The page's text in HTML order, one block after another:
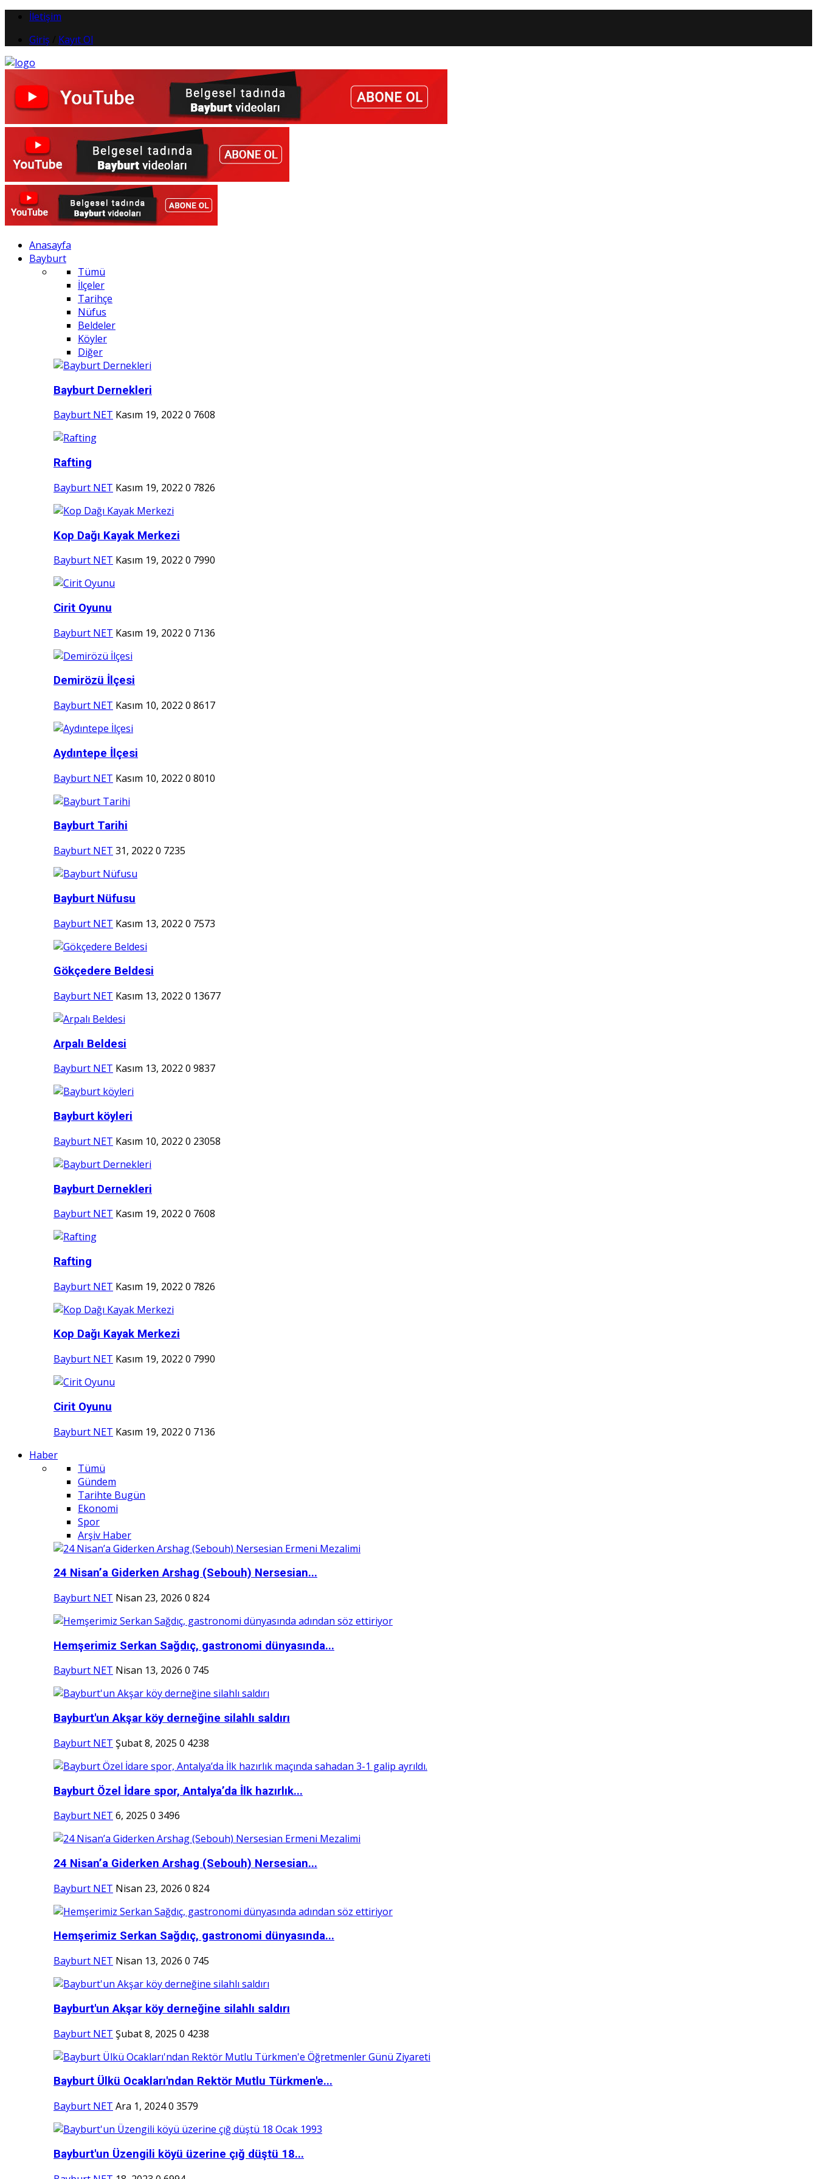
İletişim
Giriş
Kayıt Ol
Anasayfa
Bayburt
Tümü
İlçeler
Tarihçe
Nüfus
Beldeler
Köyler
Diğer
Bayburt Dernekleri
Bayburt NET Kasım 19, 2022 0 7608
Rafting
Bayburt NET Kasım 19, 2022 0 7826
Kop Dağı Kayak Merkezi
Bayburt NET Kasım 19, 2022 0 7990
Cirit Oyunu
Bayburt NET Kasım 19, 2022 0 7136
Demirözü İlçesi
Bayburt NET Kasım 10, 2022 0 8617
Aydıntepe İlçesi
Bayburt NET Kasım 10, 2022 0 8010
Bayburt Tarihi
Bayburt NET 31, 2022 0 7235
Bayburt Nüfusu
Bayburt NET Kasım 13, 2022 0 7573
Gökçedere Beldesi
Bayburt NET Kasım 13, 2022 0 13677
Arpalı Beldesi
Bayburt NET Kasım 13, 2022 0 9837
Bayburt köyleri
Bayburt NET Kasım 10, 2022 0 23058
Bayburt Dernekleri
Bayburt NET Kasım 19, 2022 0 7608
Rafting
Bayburt NET Kasım 19, 2022 0 7826
Kop Dağı Kayak Merkezi
Bayburt NET Kasım 19, 2022 0 7990
Cirit Oyunu
Bayburt NET Kasım 19, 2022 0 7136
Haber
Tümü
Gündem
Tarihte Bugün
Ekonomi
Spor
Arşiv Haber
24 Nisan’a Giderken Arshag (Sebouh) Nersesian...
Bayburt NET Nisan 23, 2026 0 824
Hemşerimiz Serkan Sağdıç, gastronomi dünyasında...
Bayburt NET Nisan 13, 2026 0 745
Bayburt'un Akşar köy derneğine silahlı saldırı
Bayburt NET Şubat 8, 2025 0 4238
Bayburt Özel İdare spor, Antalya’da İlk hazırlık...
Bayburt NET 6, 2025 0 3496
24 Nisan’a Giderken Arshag (Sebouh) Nersesian...
Bayburt NET Nisan 23, 2026 0 824
Hemşerimiz Serkan Sağdıç, gastronomi dünyasında...
Bayburt NET Nisan 13, 2026 0 745
Bayburt'un Akşar köy derneğine silahlı saldırı
Bayburt NET Şubat 8, 2025 0 4238
Bayburt Ülkü Ocakları'ndan Rektör Mutlu Türkmen'e...
Bayburt NET Ara 1, 20240 3579
Bayburt'un Üzengili köyü üzerine çığ düştü 18...